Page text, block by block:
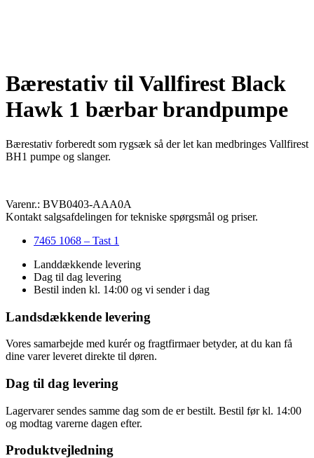
Bærestativ til Vallfirest Black
Hawk 1 bærbar brandpumpe
Bærestativ forberedt som rygsæk så der let kan medbringes Vallfirest
BH1 pumpe og slanger.
Varenr.: BVB0403-AAA0A
Kontakt salgsafdelingen for tekniske spørgsmål og priser.
7465 1068 – Tast 1
Landdækkende levering
Dag til dag levering
Bestil inden kl. 14:00 og vi sender i dag
Landsdækkende levering
Vores samarbejde med kurér og fragtfirmaer betyder, at du kan få
dine varer leveret direkte til døren.
Dag til dag levering
Lagervarer sendes samme dag som de er bestilt. Bestil før kl. 14:00
og modtag varerne dagen efter.
Produktvejledning